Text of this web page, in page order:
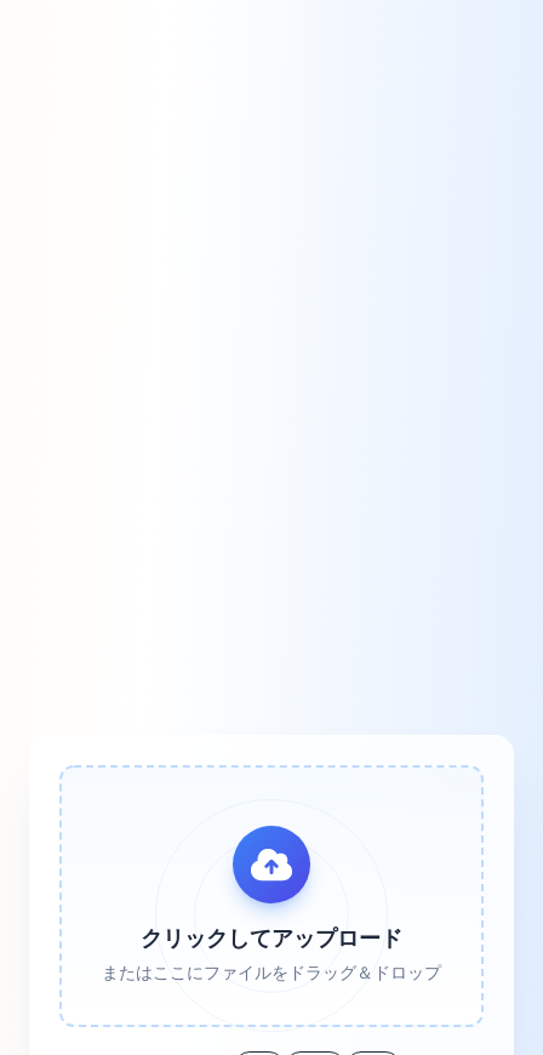
クリックしてアップロード
またはここにファイルをドラッグ＆ドロップ